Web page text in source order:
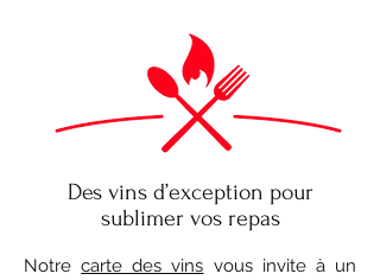
Des vins d’exception pour
sublimer vos repas
Notrecarte des vins vous invite à un